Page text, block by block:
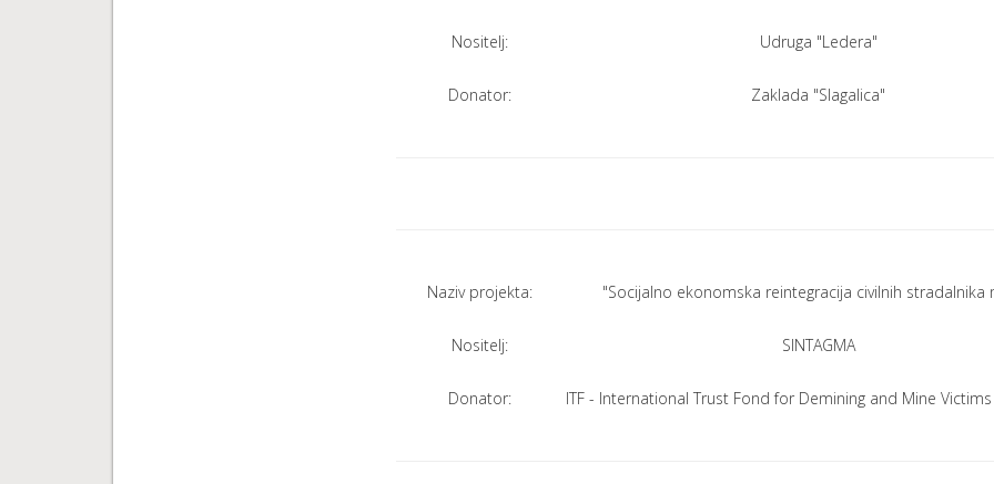
Nositelj: Udruga "Ledera"
Donator: Zaklada "Slagalica"
Naziv projekta: "Socijalno ekonomska reintegracija civilnih stradalnika
Nositelj: SINTAGMA
Donator: ITF - International Trust Fond for Demining and Mine